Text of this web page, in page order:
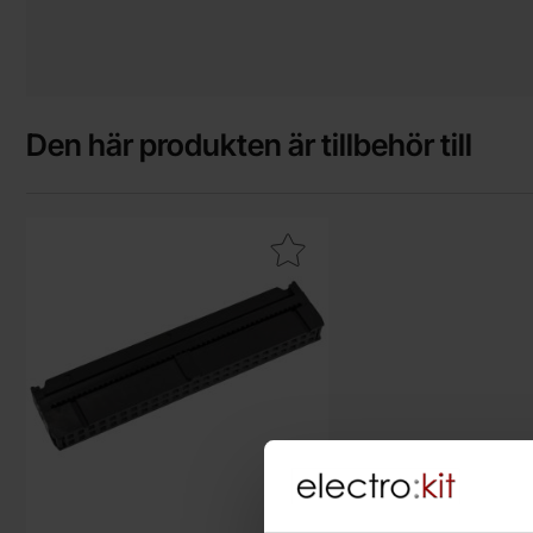
Den här produkten är tillbehör till
Makera iDC hona kabel 50-pol guld 2.54mm som favorit